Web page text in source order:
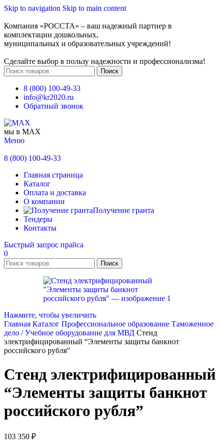
Skip to navigation Skip to main content
Компания «РОССТА» – ваш надежный партнер в
комплектации дошкольных,
муниципальных и образовательных учреждений!
Сделайте выбор в пользу надежности и профессионализма!
Поиск
8 (800) 100-49-33
info@kr2020.ru
Обратный звонок
мы в MAX
Меню
8 (800) 100-49-33
Главная страница
Каталог
Оплата и доставка
О компании
Получение гранта
Тендеры
Контакты
Быстрый запрос прайса
0
Поиск
Нажмите, чтобы увеличить
Главная Каталог Профессиональное образование Таможенное
дело / Учебное оборудование для МВД Стенд
электрифицированный “Элементы защиты банкнот
российского рубля”
Стенд электрифицированный
“Элементы защиты банкнот
российского рубля”
103 350 ₽